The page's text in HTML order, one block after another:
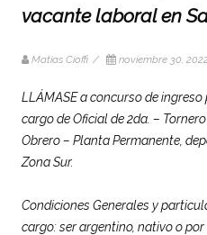
vacante laboral en
Matias Cioffi / noviembre 30,
LLÁMASE a concurso de
cargo de Oficial de 2da. –
Obrero – Planta Permanente,
Zona Sur.
Condiciones Generales y
cargo: ser argentino, nativo o por